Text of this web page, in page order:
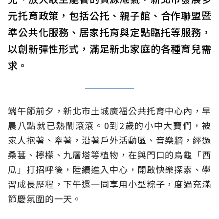
元托育政策，包括公托、親子館、合作聯盟暨
準公共化服務、居家托育與定點臨托等服務，
以創新彈性形式，滿足新北家庭的各種育兒需
求。
端午節前夕，新北市土城廣福公共托育中心內，早
晨八點就已熱鬧滾滾。0到2歲的小中大寶們，被
家人抱著、牽著，沿著戶外活動區、音樂牆，經過
桑葚、檸檬、九層塔等植物，在與門口的烏龜「西
瓜」打招呼後，陸續進入中心，開啟快樂探索、學
習成長歷程，下午還一同享用小型粽子，度過充滿
節慶氛圍的一天。